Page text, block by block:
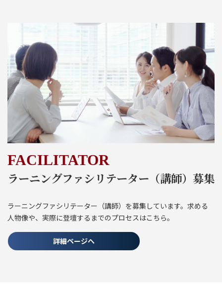
FACILITATOR
ラーニングファシリテーター （講師） 募集
ラーニングファシリテーター（講師）を募集しています。求める
人物像や、実際に登壇するまでのプロセスはこちら。
詳細ページへ